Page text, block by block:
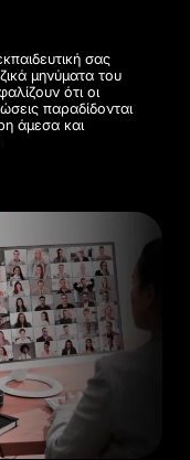
σας
μηνύματα του
ότι οι
παραδίδονται
άμεσα και